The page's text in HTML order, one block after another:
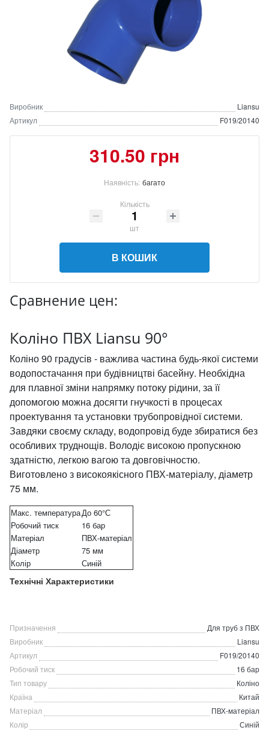
Виробник
Liansu
Артикул
F019/20140
310.50 грн
Наявність: багато
Кількість
шт
В КОШИК
Сравнение цен:
Коліно ПВХ Liansu 90°
Коліно 90 градусів - важлива частина будь-якої системи
водопостачання при будівництві басейну. Необхідна
для плавної зміни напрямку потоку рідини, за її
допомогою можна досягти гнучкості в процесах
проектування та установки трубопровідної системи.
Завдяки своєму складу, водопровід буде збиратися без
особливих труднощів. Володіє високою пропускною
здатністю, легкою вагою та довговічностю.
Виготовлено з високоякісного ПВХ-матеріалу, діаметр
75 мм.
Технічні Характеристики
Макс. температураДо 60°С
Робочий тиск
16 бар
Матеріал
ПВХ-матеріал
Діаметр
75 мм
Колір
Синій
Призначення
Для труб з ПВХ
Виробник
Liansu
Артикул
F019/20140
Робочий тиск
16 бар
Тип товару
Коліно
Країна
Китай
Матеріал
ПВХ-матеріал
Колір
Синій